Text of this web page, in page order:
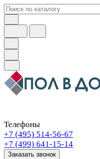
Телефоны
+7 (495) 514-56-67
+7 (499) 641-15-14
Заказать звонок